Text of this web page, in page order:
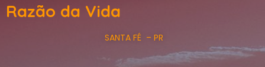
Razão da Vida
SANTA FÉ – PR